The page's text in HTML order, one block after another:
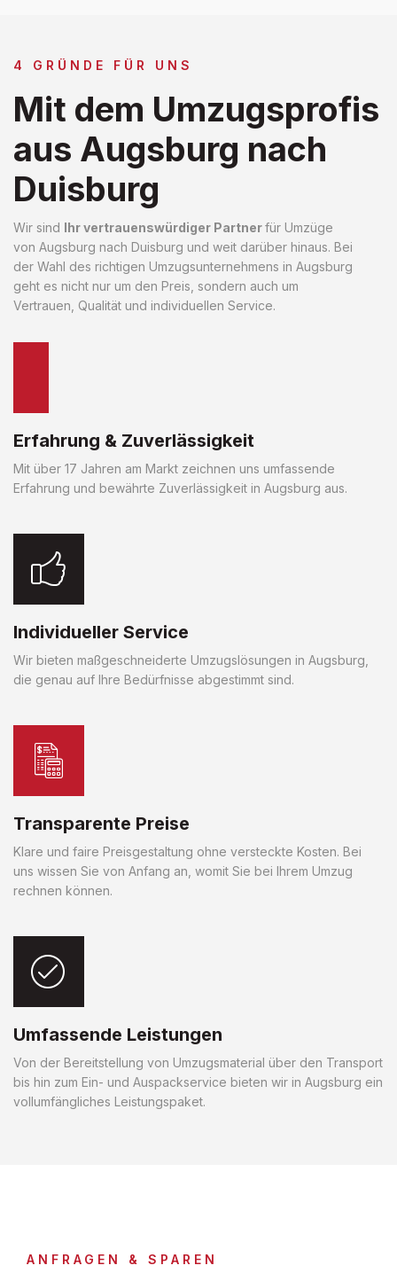
4 GRÜNDE FÜR UNS
Mit dem Umzugsprofis
aus Augsburg nach
Duisburg
Wir sind Ihr vertrauenswürdiger Partnerfür Umzüge
von Augsburg nach Duisburg und weit darüber hinaus. Bei
der Wahl des richtigen Umzugsunternehmens in Augsburg
geht es nicht nur um den Preis, sondern auch um
Vertrauen, Qualität und individuellen Service.
Erfahrung & Zuverlässigkeit
Mit über 17 Jahren am Markt zeichnen uns umfassende
Erfahrung und bewährte Zuverlässigkeit in Augsburg aus.
Individueller Service
Wir bieten maßgeschneiderte Umzugslösungen in Augsburg,
die genau auf Ihre Bedürfnisse abgestimmt sind.
Transparente Preise
Klare und faire Preisgestaltung ohne versteckte Kosten. Bei
uns wissen Sie von Anfang an, womit Sie bei Ihrem Umzug
rechnen können.
Umfassende Leistungen
Von der Bereitstellung von Umzugsmaterial über den Transport
bis hin zum Ein- und Auspackservice bieten wir in Augsburg ein
vollumfängliches Leistungspaket.
ANFRAGEN & SPAREN